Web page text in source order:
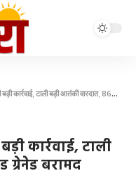
टाली बड़ी आतंकी वारदात, 86पी हैंड ग्रेनेड बरामद
कार्रवाई, टाली
ग्रेनेड बरामद